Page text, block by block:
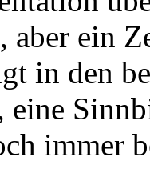
aber ein
in den
eine
immer